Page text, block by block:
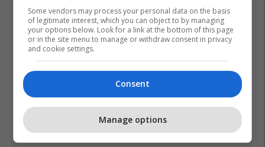
Some vendors may process your personal data on the basis
of legitimate interest, which you can object to by managing
your options below. Look for a link at the bottom of this page
or in the site menu to manage or withdraw consent in privacy
and cookie settings.
Consent
Manage options